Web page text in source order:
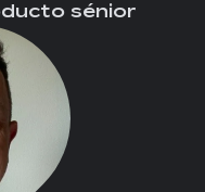
sénior